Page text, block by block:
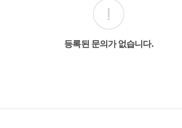
등록된 문의가 없습니다.